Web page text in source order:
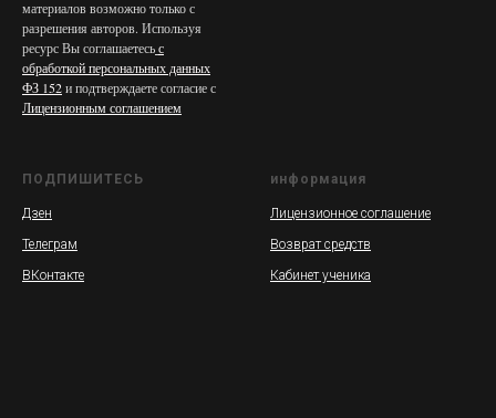
материалов возможно только с
разрешения авторов. Используя
ресурс Вы соглашаетесьс
обработкой персональных данных
ФЗ 152и подтверждаете согласие с
Лицензионным соглашением
ПОДПИШИТЕСЬ
Дзен
Телеграм
ВКонтакте
информация
Лицензионное соглашение
Возврат средств
Кабинет ученика